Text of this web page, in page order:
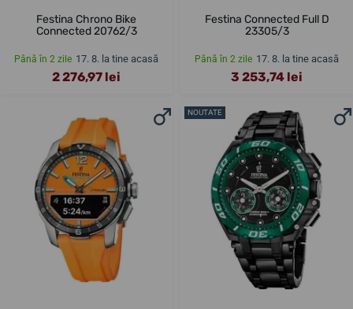
Festina Chrono Bike
Connected 20762/3
Până în 2 zile 17. 8. la tine acasă
2 276,97 lei
Festina Connected Full D
23305/3
Până în 2 zile 17. 8. la tine acasă
3 253,74 lei
NOUTATE